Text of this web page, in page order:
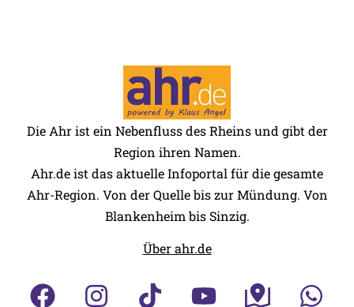
Die Ahr ist ein Nebenfluss des Rheins und gibt der
Region ihren Namen.
Ahr.de ist das aktuelle Infoportal für die gesamte
Ahr-Region. Von der Quelle bis zur Mündung. Von
Blankenheim bis Sinzig.
Über ahr.de